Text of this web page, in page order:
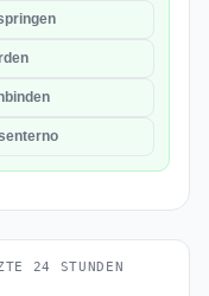
24 STUNDEN